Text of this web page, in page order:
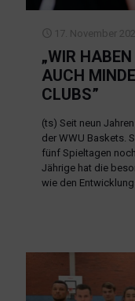
17. November
„WIR
AUCH
CLUBS”
(ts) Seit neun
der WWU Baskets.
fünf Spieltagen
Jährige hat die
wie den